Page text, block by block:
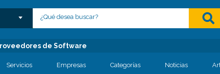
menu
de Software
Servicios Empresas Categorías Noticias